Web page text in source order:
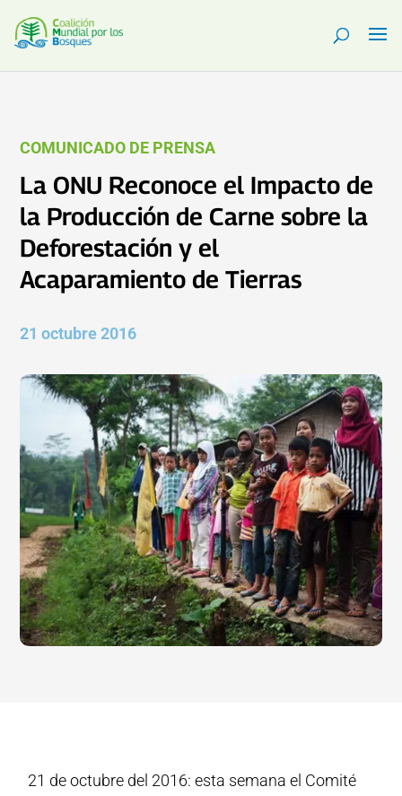
COMUNICADO DE PRENSA
La ONU Reconoce el Impacto de
la Producción de Carne sobre la
Deforestación y el
Acaparamiento de Tierras
21 octubre 2016
21 de octubre del 2016: esta semana el Comité